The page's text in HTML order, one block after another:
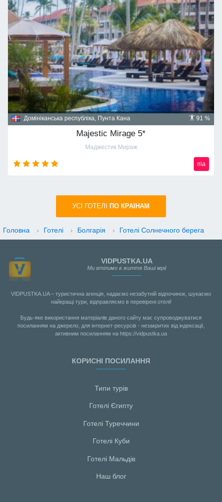
91 %
Домініканська республіка, Пунта Кана
Majestic Mirage 5*
Маджестик Мираж
n\a
УСI ГОТЕЛІ ПО КРАIНАМ
Головна › Готелі › Болгарія › Готелі Солнечного берега
VIDPUSTKA.UA
Ми втілимо в життя Ваші мрії
VIDPUSTKA.UA – туристична агенція, надаємо незабутній відпочинок, шукаємо
найкращі тури, відправляємо в перевірені отелі!
Будь-яке використання матеріалів даного сайту має супроводжуватися
посиланням на джерело, для інтернет-ресурсів - незакритих від індексації,
активним посиланням на https://vidpustka.ua
КОРИСНІ ПОСИЛАННЯ
Типи турів
Готелі Єгипту
Готелі Туреччини
Готелі Куби
Готелі Мальдiв
Наш блог